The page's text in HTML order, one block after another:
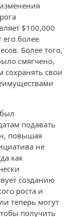
$100,000
его более
Более того,
смягчено,
свои
подавать
повышая
не
как
созданию
роста и
теперь могут
получить